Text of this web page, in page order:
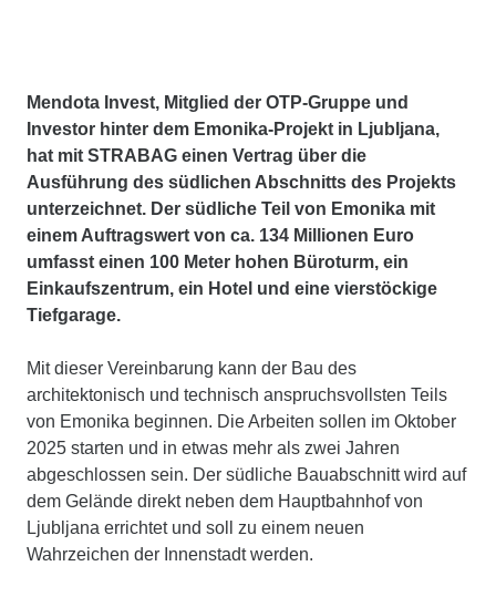
Mendota Invest, Mitglied der OTP-Gruppe und
Investor hinter dem Emonika-Projekt in Ljubljana,
hat mit STRABAG einen Vertrag über die
Ausführung des südlichen Abschnitts des Projekts
unterzeichnet. Der südliche Teil von Emonika mit
einem Auftragswert von ca. 134 Millionen Euro
umfasst einen 100 Meter hohen Büroturm, ein
Einkaufszentrum, ein Hotel und eine vierstöckige
Tiefgarage.
Mit dieser Vereinbarung kann der Bau des
architektonisch und technisch anspruchsvollsten Teils
von Emonika beginnen. Die Arbeiten sollen im Oktober
2025 starten und in etwas mehr als zwei Jahren
abgeschlossen sein. Der südliche Bauabschnitt wird auf
dem Gelände direkt neben dem Hauptbahnhof von
Ljubljana errichtet und soll zu einem neuen
Wahrzeichen der Innenstadt werden.